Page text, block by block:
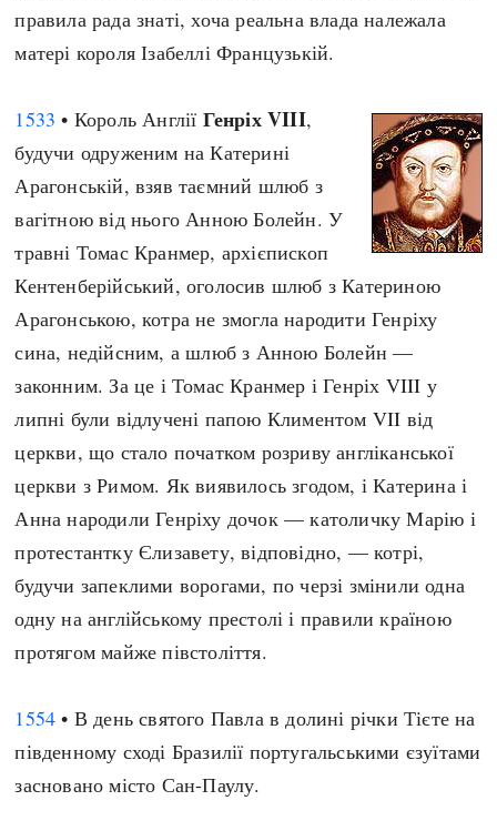
Людина і суспільство
Наука, освіта і техніка
Подорожі і відкриття
Розваги і дозвілля
Спорт
Чудеса світу
Регіони
Австралія
Азія
Америка
А(нта)рктика
Африка
Європа
Хронологія
Античні часи
Високе Середньовіччя
Пізнє Середньовіччя
Нова історія
Новітня історія
Наш час
Індекси
Нові статті
Популярні статті
Всі статті
Визначальні події
#Хештеги
Автори
правила рада знаті, хоча реальна влада належала
матері короля Ізабеллі Французькій.
1533 • Король Англії Генріх VIII,
будучи одруженим на Катерині
Арагонській, взяв таємний шлюб з
вагітною від нього Анною Болейн. У
травні Томас Кранмер, архієпископ
Кентенберійський, оголосив шлюб з Катериною
Арагонською, котра не змогла народити Генріху
сина, недійсним, а шлюб з Анною Болейн —
законним. За це і Томас Кранмер і Генріх VIII у
липні були відлучені папою Климентом VII від
церкви, що стало початком розриву англіканської
церкви з Римом. Як виявилось згодом, і Катерина і
Анна народили Генріху дочок — католичку Марію і
протестантку Єлизавету, відповідно, — котрі,
будучи запеклими ворогами, по черзі змінили одна
одну на англійському престолі і правили країною
протягом майже півстоліття.
1554 • В день святого Павла в долині річки Тієте на
південному сході Бразилії португальськими єзуїтами
засновано місто Сан-Паулу.